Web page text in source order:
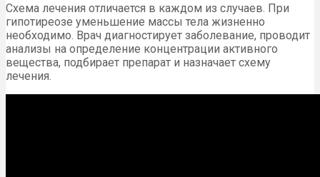
Схема лечения отличается в каждом из случаев. При
гипотиреозе уменьшение массы тела жизненно
необходимо. Врач диагностирует заболевание, проводит
анализы на определение концентрации активного
вещества, подбирает препарат и назначает схему
лечения.